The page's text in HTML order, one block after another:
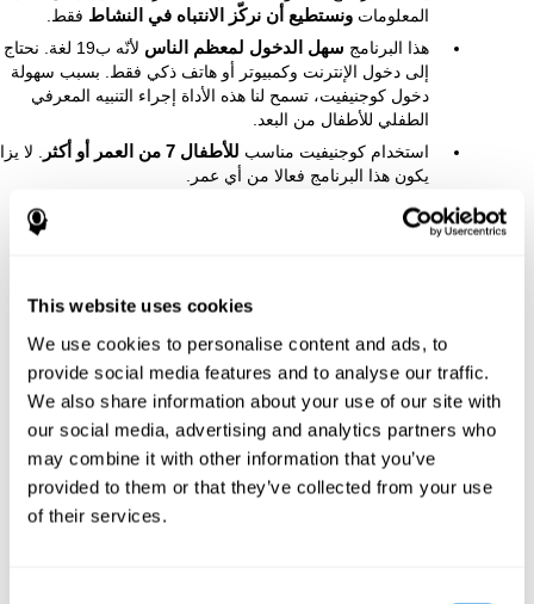
This website uses cookies
We use cookies to personalise content and ads, to
provide social media features and to analyse our traffic.
We also share information about your use of our site with
our social media, advertising and analytics partners who
may combine it with other information that you’ve
provided to them or that they’ve collected from your use
of their services.
المعلومات ونستطيع أن نركّز الانتباه في النشاط فقط.
هذا البرنامج سهل الدخول لمعظم الناس
لأنّه ب19 لغة. نحتاج
إلى دخول الإنترنت وكمبيوتر أو هاتف ذكي فقط. بسبب سهولة
دخول كوجنيفيت، تسمح لنا هذه الأداة إجراء التنبيه المعرفي
الطفلي للأطفال من البعد.
استخدام كوجنيفيت مناسب للأطفال 7 من العمر أو أكثر
. لا
يكون هذا البرنامج فعالا من أي عمر.